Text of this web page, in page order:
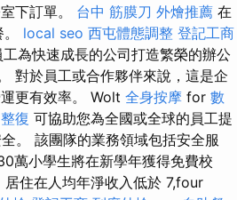
下訂單。 台中 筋膜刀 外燴推薦 在
local seo 西屯體態調整 登記工商
為快速成長的公司打造繁榮的辦公
對於員工或合作夥伴來說，這是企
更有效率。 Wolt 全身按摩 for 數
復 可協助您為全國或全球的員工提
。 該團隊的業務領域包括安全服
萬小學生將在新學年獲得免費校
住在人均年淨收入低於 7,four